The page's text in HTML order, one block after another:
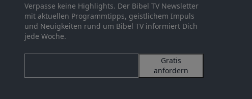
Verpasse keine Highlights. Der Bibel TV Newsletter
mit aktuellen Programmtipps, geistlichem Impuls
und Neuigkeiten rund um Bibel TV informiert Dich
jede Woche.
Gratis
anfordern